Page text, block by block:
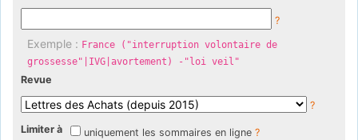
?
Exemple : France ("interruption volontaire de
grossesse"|IVG|avortement) -"loi veil"
Revue
?
Limiter à
uniquement les sommaires en ligne ?